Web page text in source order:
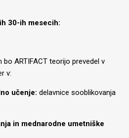
30-ih mesecih:
ARTIFACT teorijo prevedel v
v:
učenje: delavnice sooblikovanja
in mednarodne umetniške